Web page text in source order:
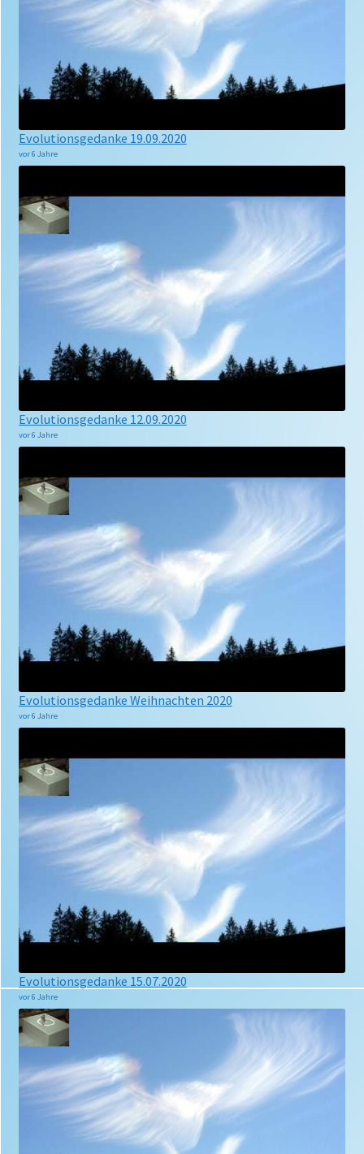
Evolutionsgedanke 19.09.2020
vor 6 Jahre
Evolutionsgedanke 12.09.2020
vor 6 Jahre
Evolutionsgedanke Weihnachten 2020
vor 6 Jahre
Evolutionsgedanke 15.07.2020
vor 6 Jahre